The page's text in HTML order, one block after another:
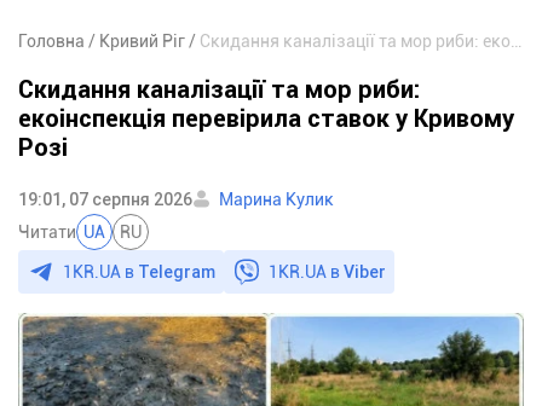
Головна Кривий Ріг
Скидання каналізації та мор риби:
екоінспекція перевірила ставок у Кривому
Розі
19:01, 07 серпня 2026
Марина Кулик
Читати UA RU
1KR.UA в Telegram 1KR.UA вViber